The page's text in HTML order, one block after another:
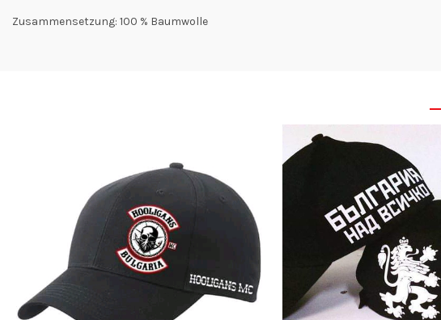
Zusammensetzung: 100 % Baumwolle